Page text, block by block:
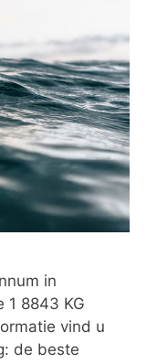
in
1 8843 KG
vind u
de beste